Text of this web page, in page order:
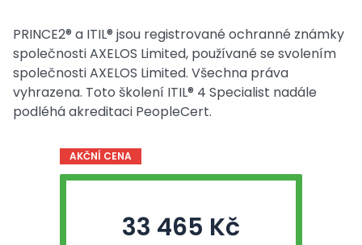
PRINCE2® a ITIL® jsou registrované ochranné známky
společnosti AXELOS Limited, používané se svolením
společnosti AXELOS Limited. Všechna práva
vyhrazena. Toto školení ITIL® 4 Specialist nadále
podléhá akreditaci PeopleCert.
AKČNÍ CENA
33 465 Kč